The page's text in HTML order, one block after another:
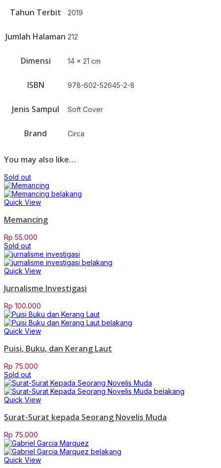
Tahun Terbit 2019
Jumlah Halaman 212
Dimensi 14 x 21 cm
ISBN 978-602-52645-2-8
Jenis Sampul Soft Cover
Brand Circa
You may also like…
Sold out
Quick View
Memancing
Rp 55.000
Sold out
Quick View
Jurnalisme Investigasi
Rp 100.000
Quick View
Puisi, Buku, dan Kerang Laut
Rp 75.000
Sold out
Quick View
Surat-Surat kepada Seorang Novelis Muda
Rp 75.000
Quick View